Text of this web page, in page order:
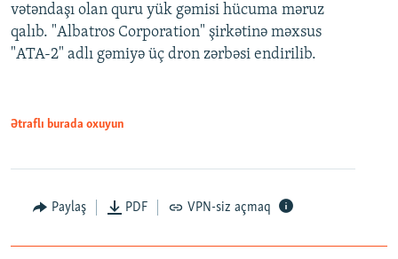
vətəndaşı olan quru yük gəmisi hücuma məruz
qalıb. "Albatros Corporation" şirkətinə məxsus
"ATA-2" adlı gəmiyə üç dron zərbəsi endirilib.
Ətraflı burada oxuyun
Paylaş PDF VPN-siz açmaq